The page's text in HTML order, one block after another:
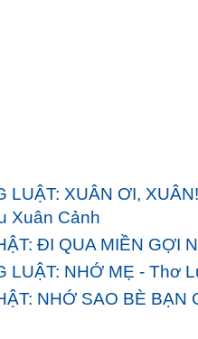
LUẬT: XUÂN ƠI,
Xuân Cảnh
ĐI QUA MIỀN GỢI
LUẬT: NHỚ MẸ - Thơ
NHỚ SAO BÈ BẠN